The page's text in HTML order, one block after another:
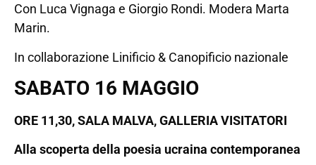
Con Luca Vignaga e Giorgio Rondi. Modera Marta
Marin.
In collaborazione Linificio & Canopificio nazionale
SABATO 16 MAGGIO
ORE 11,30, SALA MALVA, GALLERIA VISITATORI
Alla scoperta della poesia ucraina contemporanea